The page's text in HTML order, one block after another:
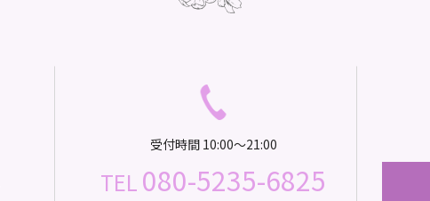
受付時間 10:00～21:00
TEL 080-5235-6825